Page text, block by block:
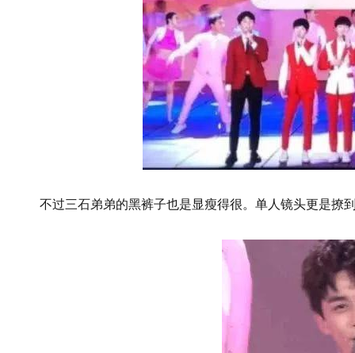
不过三石弟弟的黑裤子也是显瘦得很。单人镜头更是撩